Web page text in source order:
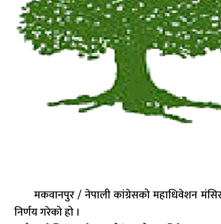
मकवानपुर / नेपाली कांग्रेसको महाधिवेशन
निर्णय गरेको हो ।